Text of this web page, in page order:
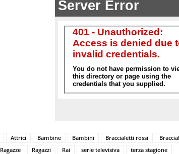
Attrici Bambine Bambini Braccialetti rossi
Ragazze Ragazzi Rai serie televisiva terza stagione